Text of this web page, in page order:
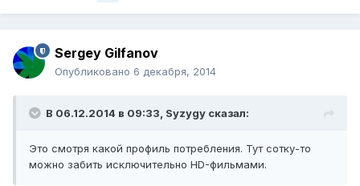
Sergey Gilfanov
Опубликовано 6 декабря, 2014
В 06.12.2014 в 09:33, Syzygy сказал:
Это смотря какой профиль потребления. Тут сотку-то
можно забить исключительно HD-фильмами.